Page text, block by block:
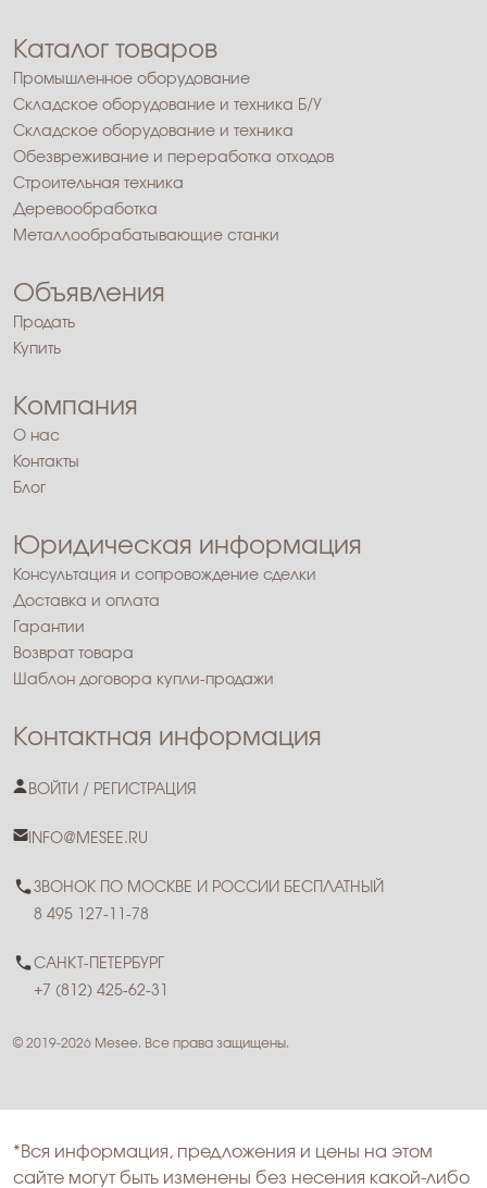
Каталог товаров
Промышленное оборудование
Складское оборудование и техника Б/У
Складское оборудование и техника
Обезвреживание и переработка отходов
Строительная техника
Деревообработка
Металлообрабатывающие станки
Объявления
Продать
Купить
Компания
О нас
Контакты
Блог
Юридическая информация
Консультация и сопровождение сделки
Доставка и оплата
Гарантии
Возврат товара
Шаблон договора купли-продажи
Контактная информация
ВОЙТИ / РЕГИСТРАЦИЯ
INFO@MESEE.RU
ЗВОНОК ПО МОСКВЕ И РОССИИ БЕСПЛАТНЫЙ
8 495 127-11-78
САНКТ-ПЕТЕРБУРГ
+7 (812) 425-62-31
© 2019-2026 Mesee. Все права защищены.
*Вся информация, предложения и цены на этом
сайте могут быть изменены без несения какой-либо